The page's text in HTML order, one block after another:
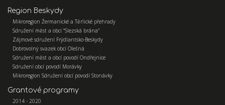
Region Beskydy
Mikroregion Žermanické a Těrlické přehrady
Sdružení měst a obcí "Slezská brána"
Zájmové sdružení Frýdlantsko-Beskydy
Dobrovolný svazek obcí Olešná
Sdružení měst a obcí povodí Ondřejnice
Sdružení obcí povodí Morávky
Mikroregion Sdružení obcí povodí Stonávky
Grantové programy
2014 - 2020